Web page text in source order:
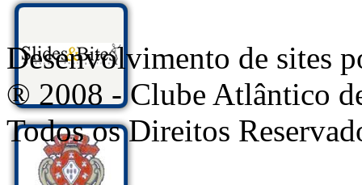
Desenvolvimento de sites
® 2008 - Clube Atlântico
Todos os Direitos